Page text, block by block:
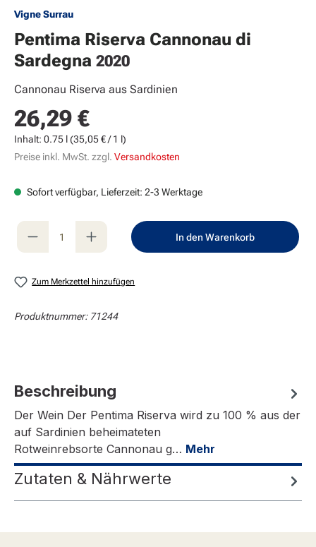
Vigne Surrau
Pentima Riserva Cannonau di
Sardegna 2020
Cannonau Riserva aus Sardinien
Regulärer Preis:
26,29 €
Inhalt: 0.75 l(35,05 € / 1 l)
Preise inkl. MwSt. zzgl. Versandkosten
Sofort verfügbar, Lieferzeit: 2-3 Werktage
Produkt Anzahl: Gib den gewünschten
In den Warenkorb
Zum Merkzettel hinzufügen
Produktnummer: 71244
Beschreibung
Der Wein Der Pentima Riserva wird zu 100 % aus der
auf Sardinien beheimateten
Rotweinrebsorte Cannonau g… Mehr
Zutaten & Nährwerte